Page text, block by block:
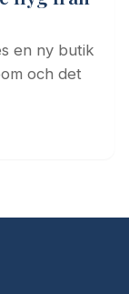
en ny butik
och det